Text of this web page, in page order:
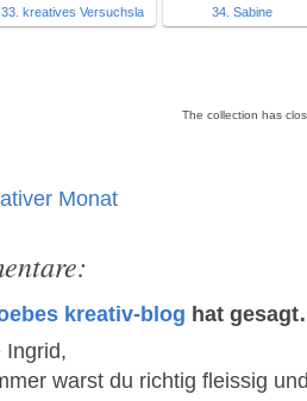
33. kreatives Versuchsla 34. Sabine
The collection has
Monat
kreativ-blog hat
Ingrid,
warst du richtig fleissig